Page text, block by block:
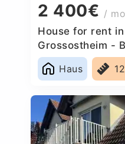
2 400€ /
House for rent
Grossostheim -
Haus